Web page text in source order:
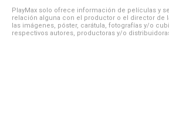
PlayMax solo ofrece información de películas y
relación alguna con el productor o el director de
las imágenes, póster, carátula, fotografías y/o
respectivos autores, productoras y/o